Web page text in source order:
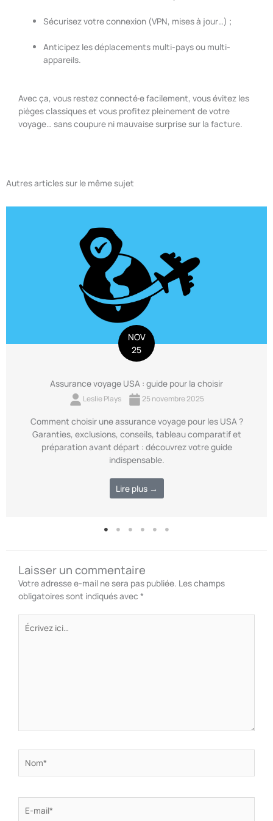
Sécurisez votre connexion (VPN, mises à jour…) ;
Anticipez les déplacements multi-pays ou multi-
appareils.
Avec ça, vous restez connecté·e facilement, vous évitez les
pièges classiques et vous profitez pleinement de votre
voyage… sans coupure ni mauvaise surprise sur la facture.
Autres articles sur le même sujet
NOV
25
Assurance voyage USA : guide pour la choisir
Leslie Plays 25 novembre 2025
Comment choisir une assurance voyage pour les USA ?
Garanties, exclusions, conseils, tableau comparatif et
préparation avant départ : découvrez votre guide
indispensable.
Lire plus →
Laisser un commentaire
Votre adresse e-mail ne sera pas publiée. Les champs
obligatoires sont indiqués avec *
Écrivez
ici…
mail*